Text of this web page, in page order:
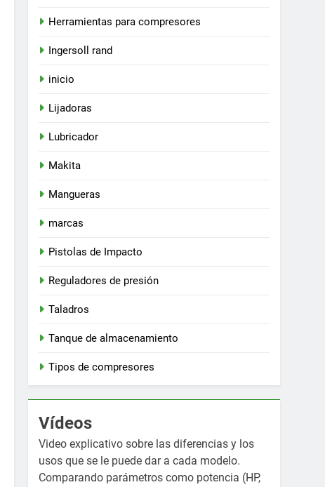
Herramientas para compresores
Ingersoll rand
inicio
Lijadoras
Lubricador
Makita
Mangueras
marcas
Pistolas de Impacto
Reguladores de presión
Taladros
Tanque de almacenamiento
Tipos de compresores
Vídeos
Video explicativo sobre las diferencias y los
usos que se le puede dar a cada modelo.
Comparando parámetros como potencia (HP,